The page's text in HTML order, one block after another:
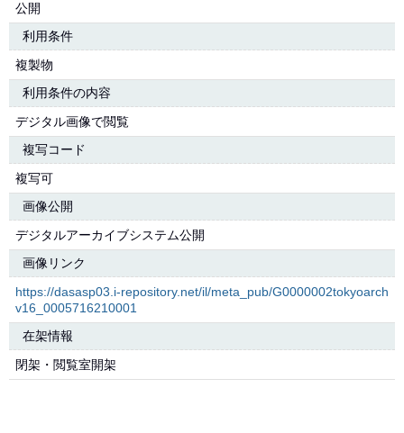
公開
利用条件
複製物
利用条件の内容
デジタル画像で閲覧
複写コード
複写可
画像公開
デジタルアーカイブシステム公開
画像リンク
https://dasasp03.i-repository.net/il/meta_pub/G0000002tokyoarch
v16_0005716210001
在架情報
閉架・閲覧室開架